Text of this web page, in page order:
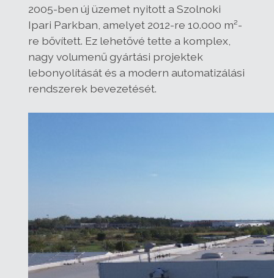
2005-ben új üzemet nyitott a Szolnoki
Ipari Parkban, amelyet 2012-re 10.000 m²-
re bővített. Ez lehetővé tette a komplex,
nagy volumenű gyártási projektek
lebonyolítását és a modern automatizálási
rendszerek bevezetését.